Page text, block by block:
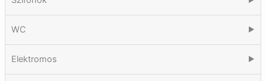
WC ▶
Elektromos ▶